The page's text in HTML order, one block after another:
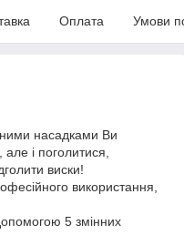
Оплата Умови
насадками Ви
і поголитися,
виски!
використання,
5 змінних